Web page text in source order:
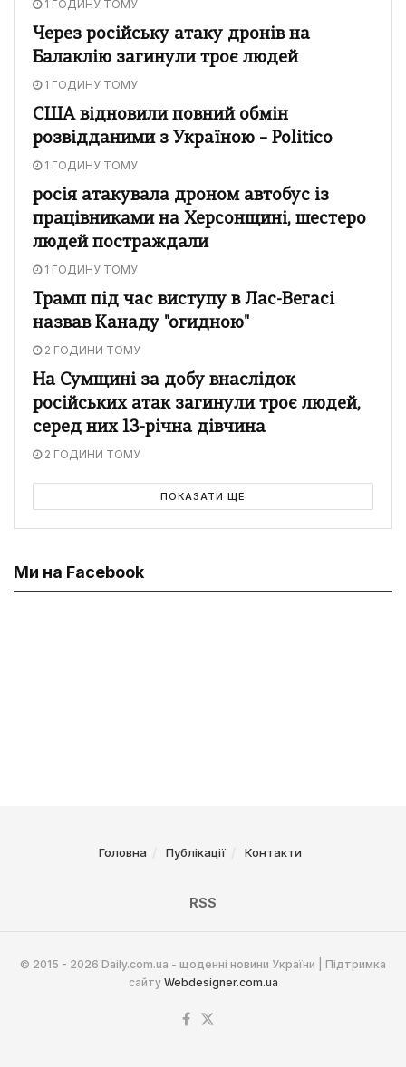
1 ГОДИНУ ТОМУ
Через російську атаку дронів на
Балаклію загинули троє людей
1 ГОДИНУ ТОМУ
США відновили повний обмін
розвідданими з Україною – Politico
1 ГОДИНУ ТОМУ
росія атакувала дроном автобус із
працівниками на Херсонщині, шестеро
людей постраждали
1 ГОДИНУ ТОМУ
Трамп під час виступу в Лас-Вегасі
назвав Канаду "огидною"
2 ГОДИНИ ТОМУ
На Сумщині за добу внаслідок
російських атак загинули троє людей,
серед них 13-річна дівчина
2 ГОДИНИ ТОМУ
ПОКАЗАТИ ЩЕ
Ми на Facebook
Головна Публікації Контакти
RSS
© 2015 - 2026 Daily.com.ua - щоденні новини України | Підтримка
сайту Webdesigner.com.ua